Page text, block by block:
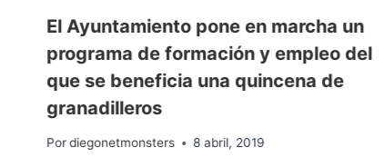
El Ayuntamiento pone en marcha un
programa de formación y empleo del
que se beneficia una quincena de
granadilleros
Pordiegonetmonsters 8 abril, 2019